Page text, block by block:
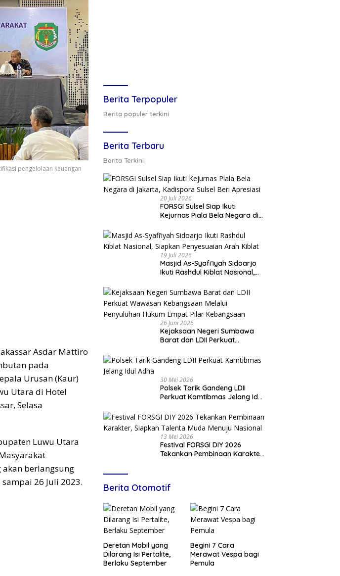
pengelolaan keuangan
Asdar Mattiro
pada
Urusan (Kaur)
Utara di Hotel
Selasa
Luwu Utara
akan berlangsung
26 Juli 2023.
Berita Terpopuler
Berita populer terkini
Berita Terbaru
Berita Terkini
20 Juli 2026
FORSGI Sulsel Siap Ikuti
Kejurnas Piala Bela Negara di
Apresiasi
19 Juli 2026
Masjid As-Syafi’iyah Sidoarjo
Ikuti Rashdul Kiblat Nasional,
Kiblat
26 Juni 2026
Kejaksaan Negeri Sumbawa
Barat dan LDII Perkuat
Penyuluhan Hukum Empat Pilar
Kebangsaan
30 Mei 2026
Polsek Tarik Gandeng LDII
Perkuat Kamtibmas Jelang Idul
13 Mei 2026
Festival FORSGI DIY 2026
Tekankan Pembinaan Karakter,
Berita Otomotif
Deretan Mobil yang
Dilarang Isi Pertalite,
Berlaku September
Begini 7 Cara
Merawat Vespa bagi
Pemula